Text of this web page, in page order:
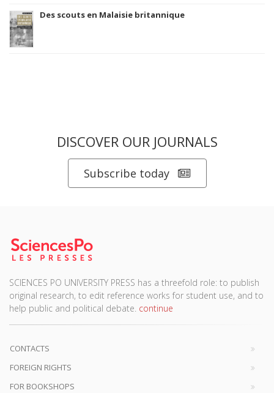
Des scouts en Malaisie britannique
DISCOVER OUR JOURNALS
Subscribe today
SCIENCES PO UNIVERSITY PRESS has a threefold role: to publish
original research, to edit reference works for student use, and to
help public and political debate. continue
CONTACTS
FOREIGN RIGHTS
FOR BOOKSHOPS